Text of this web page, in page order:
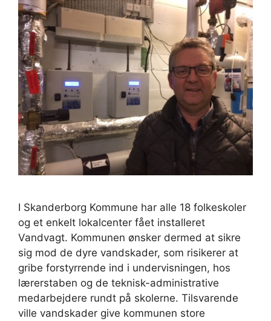
I Skanderborg Kommune har alle 18 folkeskoler
og et enkelt lokalcenter fået installeret
Vandvagt. Kommunen ønsker dermed at sikre
sig mod de dyre vandskader, som risikerer at
gribe forstyrrende ind i undervisningen, hos
lærerstaben og de teknisk-administrative
medarbejdere rundt på skolerne. Tilsvarende
ville vandskader give kommunen store